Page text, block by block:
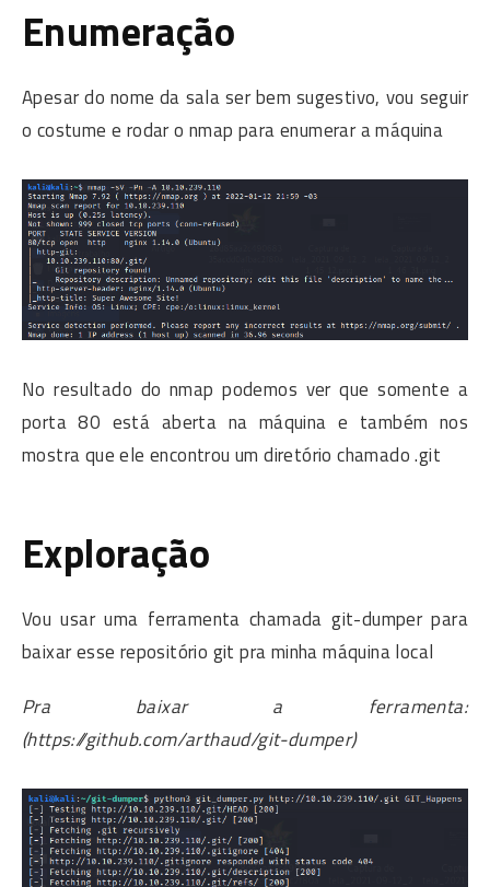
Enumeração
Apesar do nome da sala ser bem sugestivo, vou seguir
o costume e rodar o nmap para enumerar a máquina
No resultado do nmap podemos ver que somente a
porta 80 está aberta na máquina e também nos
mostra que ele encontrou um diretório chamado .git
Exploração
Vou usar uma ferramenta chamada git-dumper para
baixar esse repositório git pra minha máquina local
Pra baixar a ferramenta:
(https://github.com/arthaud/git-dumper)